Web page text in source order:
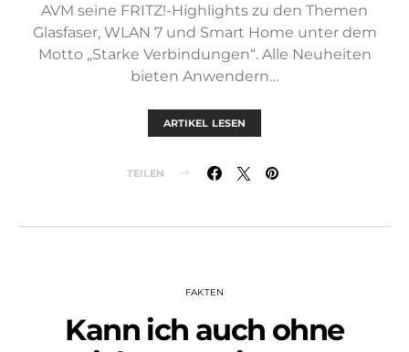
AVM seine FRITZ!-Highlights zu den Themen
Glasfaser, WLAN 7 und Smart Home unter dem
Motto „Starke Verbindungen“. Alle Neuheiten
bieten Anwendern…
ARTIKEL LESEN
TEILEN
FAKTEN
Kann ich auch ohne